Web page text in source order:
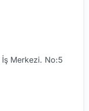
Merkezi. No:5